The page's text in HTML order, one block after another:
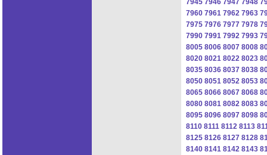
7960 7961 7962 7963
7975 7976 7977 7978
7990 7991 7992 7993
8005 8006 8007 8008
8020 8021 8022 8023
8035 8036 8037 8038
8050 8051 8052 8053
8065 8066 8067 8068
8080 8081 8082 8083
8095 8096 8097 8098
8110 8111 8112 8113
8125 8126 8127 8128
8140 8141 8142 8143